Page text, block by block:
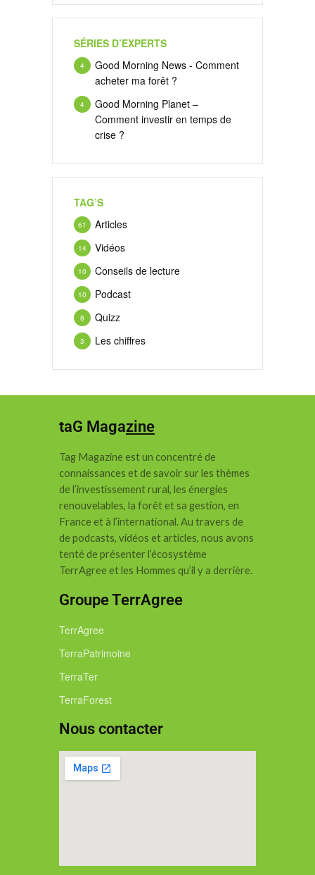
SÉRIES D’EXPERTS
Good Morning News - Comment
acheter ma forêt ?
4
Good Morning Planet –
Comment investir en temps de
crise ?
4
TAG’S
Articles
61
Vidéos
14
Conseils de lecture
10
Podcast
10
Quizz
8
Les chiffres
3
taG Magazine
Tag Magazine est un concentré de
connaissances et de savoir sur les thèmes
de l’investissement rural, les énergies
renouvelables, la forêt et sa gestion, en
France et à l’international.Au travers de
de podcasts, vidéos et articles, nous avons
tenté de présenter l’écosystème
TerrAgree et les Hommes qu’il y a derrière.
Groupe TerrAgree
TerrAgree
TerraPatrimoine
TerraTer
TerraForest
Nous contacter